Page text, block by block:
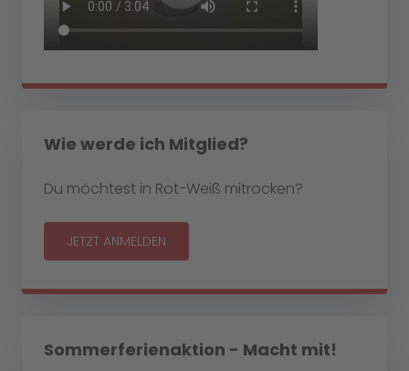
Wie werde ich Mitglied?
Du möchtest in Rot-Weiß mitrocken?
JETZT ANMELDEN
Sommerferienaktion - Macht mit!